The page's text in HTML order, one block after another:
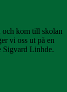
och kom till skolan
vi oss ut på en
Sigvard Linhde.